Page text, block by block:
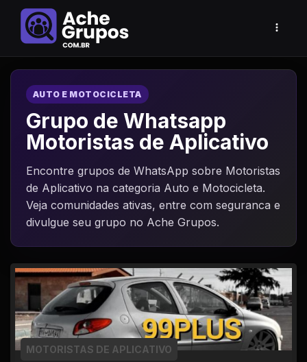
AUTO E MOTOCICLETA
Grupo de Whatsapp
Motoristas de Aplicativo
Encontre grupos de WhatsApp sobre Motoristas
de Aplicativo na categoria Auto e Motocicleta.
Veja comunidades ativas, entre com seguranca e
divulgue seu grupo no Ache Grupos.
MOTORISTAS DE APLICATIVO